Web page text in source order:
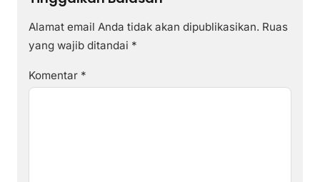
Alamat email Anda tidak akan dipublikasikan. Ruas
yang wajib ditandai *
Komentar *